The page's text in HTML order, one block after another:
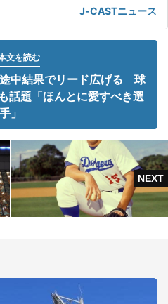
J-CASTニュース
文を読む
中結果でリード広げる 球
話題「ほんとに愛すべき選
手」